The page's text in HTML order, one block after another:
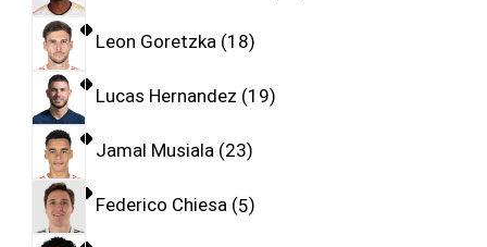
Leon Goretzka 18
Lucas Hernandez 19
Jamal Musiala 23
Federico Chiesa 5